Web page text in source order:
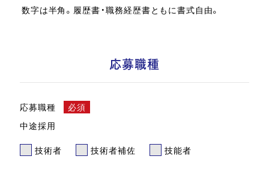
数字は半角。履歴書・職務経歴書ともに書式自由。
応募職種
応募職種
必須
中途採用
技術者 技術者補佐 技能者